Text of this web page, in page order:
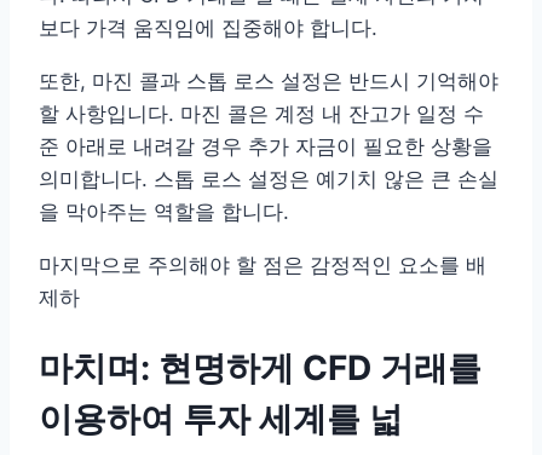
보다 가격 움직임에 집중해야 합니다.
또한, 마진 콜과 스톱 로스 설정은 반드시 기억해야
할 사항입니다. 마진 콜은 계정 내 잔고가 일정 수
준 아래로 내려갈 경우 추가 자금이 필요한 상황을
의미합니다. 스톱 로스 설정은 예기치 않은 큰 손실
을 막아주는 역할을 합니다.
마지막으로 주의해야 할 점은 감정적인 요소를 배
제하
마치며: 현명하게 CFD 거래를
이용하여 투자 세계를 넓